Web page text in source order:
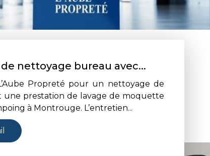
nettoyage bureau avec...
Propreté pour un nettoyage de
une prestation de lavage de moquette
à Montrouge. L’entretien...